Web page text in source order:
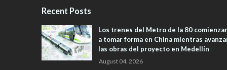
Recent Posts
Los trenes del Metro de la 80
a tomar forma en China mientras
las obras del proyecto en Medellín
August 04, 2026